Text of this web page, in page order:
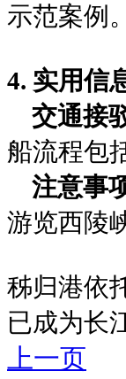
示范案例。
4. ‌实用信
交通接
船流程包
注意事
游览西陵
秭归港依
已成为长
上一页